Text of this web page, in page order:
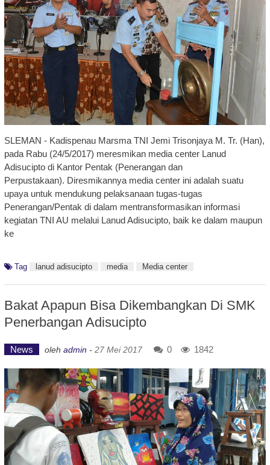
SLEMAN - Kadispenau Marsma TNI Jemi Trisonjaya M. Tr. (Han),
pada Rabu (24/5/2017) meresmikan media center Lanud
Adisucipto di Kantor Pentak (Penerangan dan
Perpustakaan). Diresmikannya media center ini adalah suatu
upaya untuk mendukung pelaksanaan tugas-tugas
Penerangan/Pentak di dalam mentransformasikan informasi
kegiatan TNI AU melalui Lanud Adisucipto, baik ke dalam maupun
ke
Tag lanud adisucipto media Media center
Bakat Apapun Bisa Dikembangkan Di SMK
Penerbangan Adisucipto
News oleh admin - 27 Mei 2017 0 1842